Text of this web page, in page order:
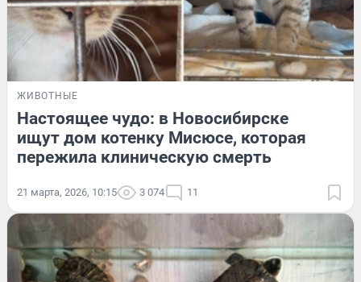
ЖИВОТНЫЕ
Настоящее чудо: в Новосибирске
ищут дом котенку Мисюсе, которая
пережила клиническую смерть
21 марта, 2026, 10:15 3 074 11